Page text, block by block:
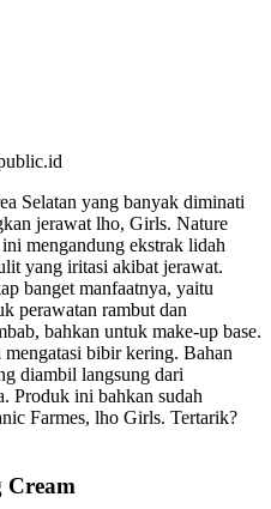
Selatan yang banyak diminati
jerawat lho, Girls. Nature
mengandung ekstrak lidah
yang iritasi akibat jerawat.
banget manfaatnya, yaitu
perawatan rambut dan
bahkan untuk make-up base.
bibir kering. Bahan
diambil langsung dari
Produk ini bahkan sudah
Farmes, lho Girls. Tertarik?
Cream